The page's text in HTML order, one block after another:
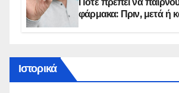
φάρμακα: Πριν, μετά ή
Ιστορικά